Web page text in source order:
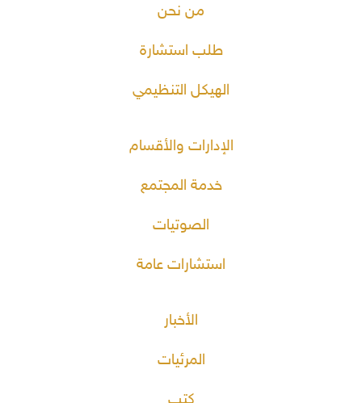
من نحن
طلب استشارة
الهيكل التنظيمي
الإدارات والأقسام
خدمة المجتمع
الصوتيات
استشارات عامة
الأخبار
المرئيات